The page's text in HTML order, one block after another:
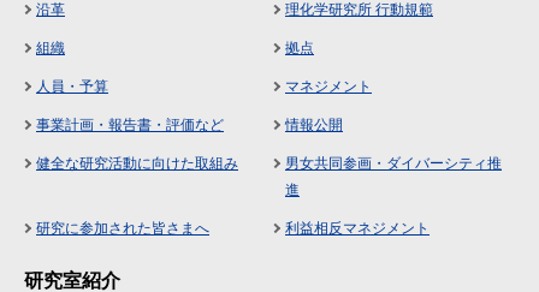
沿革 理化学研究所 行動規範
組織 拠点
人員・予算 マネジメント
事業計画・報告書・評価など 情報公開
健全な研究活動に向けた取組み
男女共同参画・ダイバーシティ推
進
研究に参加された皆さまへ 利益相反マネジメント
研究室紹介